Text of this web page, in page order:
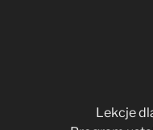
Lekcje